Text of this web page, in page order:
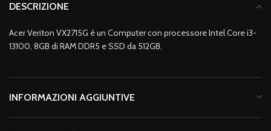
DESCRIZIONE
Acer Veriton VX2715G è un Computer con processore Intel Core i3-
13100, 8GB di RAM DDR5 e SSD da 512GB.
INFORMAZIONI AGGIUNTIVE